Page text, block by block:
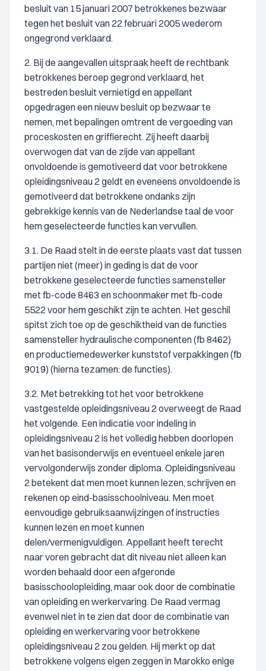
besluit van 15 januari 2007 betrokkenes bezwaar
tegen het besluit van 22 februari 2005 wederom
ongegrond verklaard.
2. Bij de aangevallen uitspraak heeft de rechtbank
betrokkenes beroep gegrond verklaard, het
bestreden besluit vernietigd en appellant
opgedragen een nieuw besluit op bezwaar te
nemen, met bepalingen omtrent de vergoeding van
proceskosten en griffierecht. Zij heeft daarbij
overwogen dat van de zijde van appellant
onvoldoende is gemotiveerd dat voor betrokkene
opleidingsniveau 2 geldt en eveneens onvoldoende is
gemotiveerd dat betrokkene ondanks zijn
gebrekkige kennis van de Nederlandse taal de voor
hem geselecteerde functies kan vervullen.
3.1. De Raad stelt in de eerste plaats vast dat tussen
partijen niet (meer) in geding is dat de voor
betrokkene geselecteerde functies samensteller
met fb-code 8463 en schoonmaker met fb-code
5522 voor hem geschikt zijn te achten. Het geschil
spitst zich toe op de geschiktheid van de functies
samensteller hydraulische componenten (fb 8462)
en productiemedewerker kunststof verpakkingen (fb
9019) (hierna tezamen: de functies).
3.2. Met betrekking tot het voor betrokkene
vastgestelde opleidingsniveau 2 overweegt de Raad
het volgende. Een indicatie voor indeling in
opleidingsniveau 2 is het volledig hebben doorlopen
van het basisonderwijs en eventueel enkele jaren
vervolgonderwijs zonder diploma. Opleidingsniveau
2 betekent dat men moet kunnen lezen, schrijven en
rekenen op eind-basisschoolniveau. Men moet
eenvoudige gebruiksaanwijzingen of instructies
kunnen lezen en moet kunnen
delen/vermenigvuldigen. Appellant heeft terecht
naar voren gebracht dat dit niveau niet alleen kan
worden behaald door een afgeronde
basisschoolopleiding, maar ook door de combinatie
van opleiding en werkervaring. De Raad vermag
evenwel niet in te zien dat door de combinatie van
opleiding en werkervaring voor betrokkene
opleidingsniveau 2 zou gelden. Hij merkt op dat
betrokkene volgens eigen zeggen in Marokko enige